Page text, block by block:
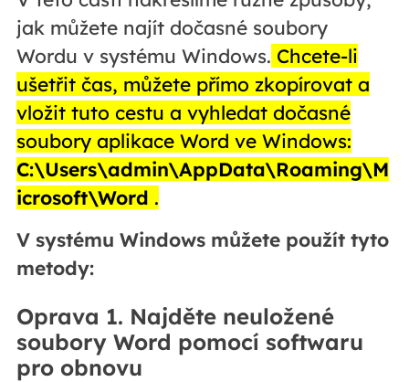
jak můžete najít dočasné soubory
Wordu v systému Windows. Chcete-li
ušetřit čas, můžete přímo zkopírovat a
vložit tuto cestu a vyhledat dočasné
soubory aplikace Word ve Windows:
C:\Users\admin\AppData\Roaming\M
icrosoft\Word .
V systému Windows můžete použít tyto
metody:
Oprava 1. Najděte neuložené
soubory Word pomocí softwaru
pro obnovu